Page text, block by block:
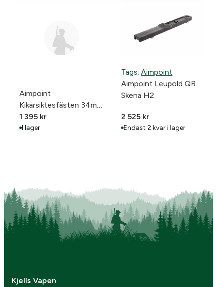
Aimpoint
Kikarsiktesfästen 34mm
QR Ringar
1 395 kr
I lager
Tags: Aimpoint
Aimpoint Leupold QR
Skena H2
2 525 kr
Endast 2 kvar i lager
Kjells Vapen